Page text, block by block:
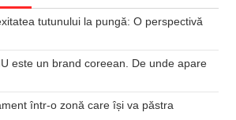
tutunului la pungă: O perspectivă
este un brand coreean. De unde apare
într-o zonă care își va păstra